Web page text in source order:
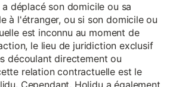
déplacé son domicile ou sa
à l'étranger, ou si son domicile ou
est inconnu au moment de
le lieu de juridiction exclusif
découlant directement ou
relation contractuelle est le